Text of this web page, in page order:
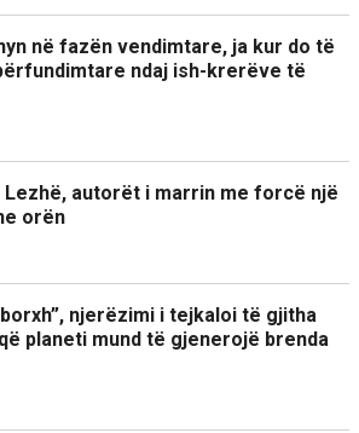
në fazën vendimtare, ja kur do të
ndaj ish-krerëve të
Lezhë, autorët i marrin me forcë një
orën
njerëzimi i tejkaloi të gjitha
planeti mund të gjenerojë brenda